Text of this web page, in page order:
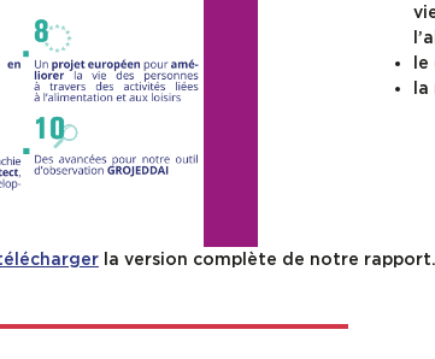
la version complète de notre rapport.